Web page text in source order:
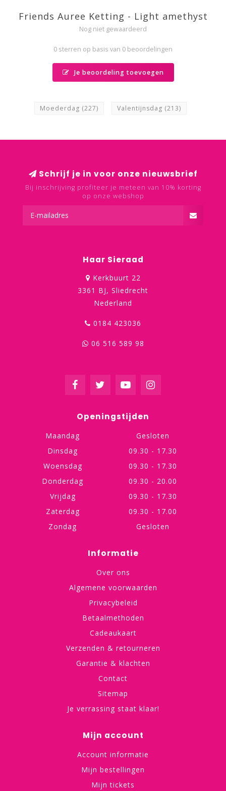
Friends Auree Ketting - Light amethyst
Nog niet gewaardeerd
0 sterren op basis van 0 beoordelingen
Je beoordeling toevoegen
Moederdag (227) Valentijnsdag (213)
Schrijf je in voor onze nieuwsbrief
Bij inschrijving profiteer je meteen van 10% korting
op onze webshop
Haar Sieraad
Kerkbuurt 22
3361 BJ, Sliedrecht
Nederland
0184 423036
06 516 589 98
Openingstijden
Maandag
Gesloten
Dinsdag
09.30 - 17.30
Woensdag
09.30 - 17.30
Donderdag
09.30 - 20.00
Vrijdag
09.30 - 17.30
Zaterdag
09.30 - 17.00
Zondag
Gesloten
Informatie
Over ons
Algemene voorwaarden
Privacybeleid
Betaalmethoden
Cadeaukaart
Verzenden & retourneren
Garantie & klachten
Contact
Sitemap
Je verrassing staat klaar!
Mijn account
Account informatie
Mijn bestellingen
Mijn tickets